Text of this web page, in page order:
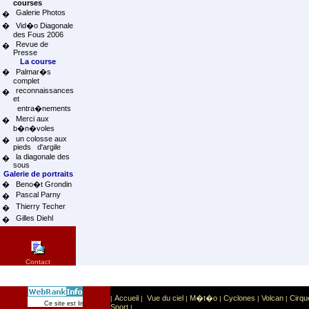
courses
�
Galerie Photos
�
Vid�o Diagonale
des Fous 2006
�
Revue de
Presse
La course
�
Palmar�s
complet
�
reconnaissances
et
entra�nements
�
Merci aux
b�n�voles
�
un colosse aux
pieds d'argile
�
la diagonale des
sous
Galerie de portraits
�
Beno�t Grondin
�
Pascal Parny
�
Thierry Techer
�
Gilles Diehl
Contact
Ce site est list� dans la cat�gorie Sport Sports extr�mes
| Accueil | Vue du ciel | M�t�o | Cyclones | Volcan |
Sport |